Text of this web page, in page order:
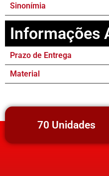
Sinonímia
Informações
Prazo de Entrega
Material
70 Unidades